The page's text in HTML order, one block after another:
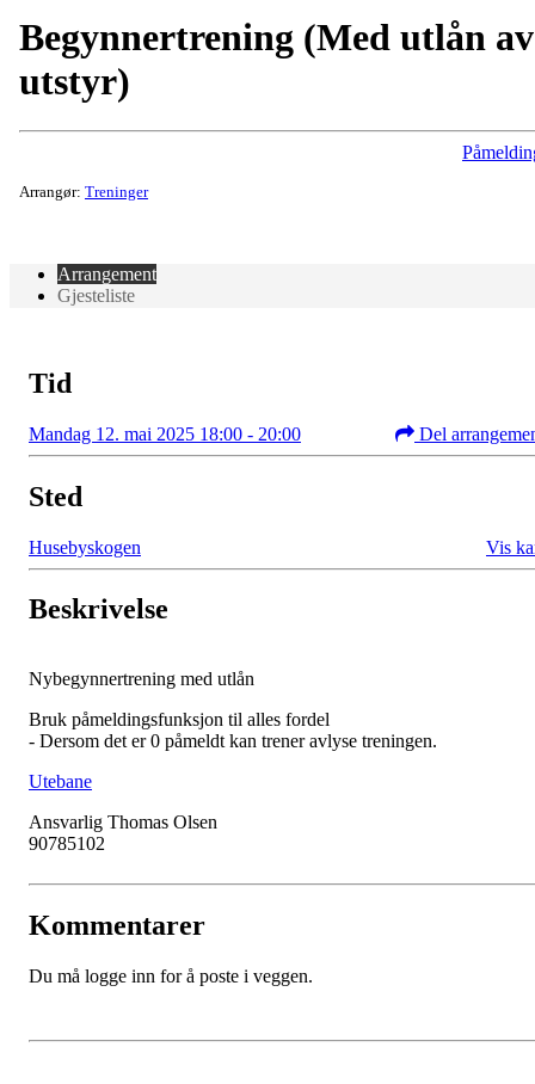
Begynnertrening (Med utlån av
utstyr)
Arrangør: Treninger
Arrangement
Gjesteliste
Tid
Mandag 12. mai 2025 18:00 - 20:00 Del
Sted
Husebyskogen Vis
Beskrivelse
Nybegynnertrening med utlån
Bruk påmeldingsfunksjon til alles fordel
- Dersom det er 0 påmeldt kan trener avlyse treningen.
Utebane
Ansvarlig Thomas Olsen
90785102
Kommentarer
Du må logge inn for å poste i veggen.